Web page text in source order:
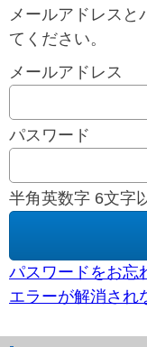
メールアドレスと
てください。
メールアドレス
パスワード
半角英数字 6文字
パスワードをお忘
エラーが解消され